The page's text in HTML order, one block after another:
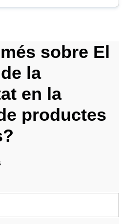
sobre El
la
en la
productes